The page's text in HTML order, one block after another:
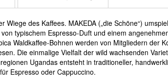
Wiege des Kaffees. MAKEDA („die Schöne“)
typischem Espresso-Duft und einem
Waldkaffee-Bohnen werden von Mitgliedern der
Die einmalige Vielfalt der wild wachsenden
Ugandas entsteht in traditioneller,
Espresso oder Cappuccino.